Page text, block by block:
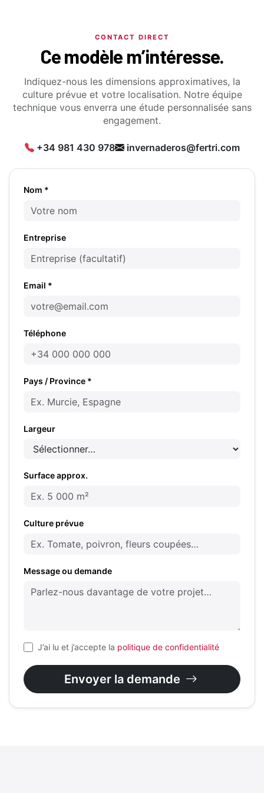
CONTACT DIRECT
Ce modèle m’intéresse.
Indiquez-nous les dimensions approximatives, la
culture prévue et votre localisation. Notre équipe
technique vous enverra une étude personnalisée sans
engagement.
+34 981 430 978 invernaderos@fertri.com
Nom *
Entreprise
Email *
Téléphone
Pays / Province *
Largeur
Surface approx.
Culture prévue
Message ou demande
J’ai lu et j’accepte la politique de confidentialité
Envoyer la demande